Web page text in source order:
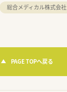
総合メディカル株式会社
PAGE TOPへ戻る